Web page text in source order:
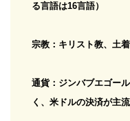
る言語は16言語）
宗教：キリスト教、土
通貨：ジンバブエゴー
く、米ドルの決済が主